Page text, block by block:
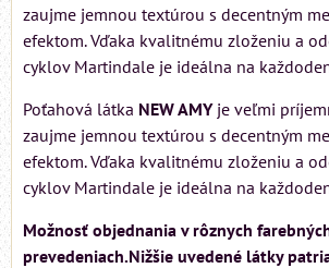
zaujme jemnou textúrou s decentným
efektom. Vďaka kvalitnému zloženiu a
cyklov Martindale je ideálna na
Poťahová látka NEW AMYje veľmi
zaujme jemnou textúrou s decentným
efektom. Vďaka kvalitnému zloženiu a
cyklov Martindale je ideálna na
Možnosť objednania v rôznych
prevedeniach.Nižšie uvedené látky